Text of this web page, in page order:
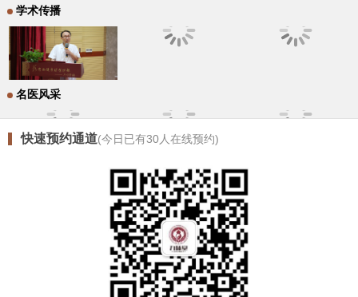
学术传播
名医风采
快速预约通道(今日已有30人在线预约)